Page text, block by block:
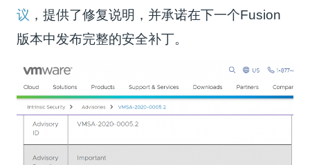
议 ，提供了修复说明，并承诺在下一个Fusion
版本中发布完整的安全补丁。